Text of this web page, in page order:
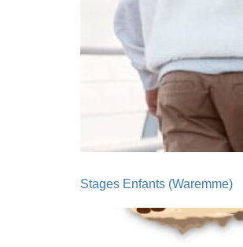
Stages Enfants (Waremme)